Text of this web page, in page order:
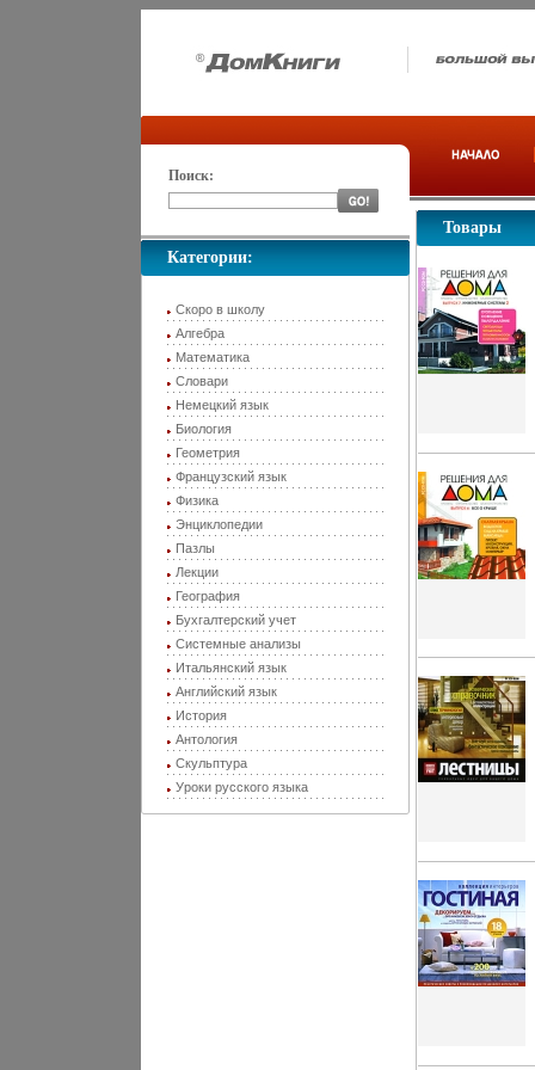
Поиск:
Категории:
Скоро в школу
Алгебра
Математика
Словари
Немецкий язык
Биология
Геометрия
Французский язык
Физика
Энциклопедии
Пазлы
Лекции
География
Бухгалтерский учет
Системные анализы
Итальянский язык
Английский язык
История
Антология
Скульптура
Уроки русского языка
Товары